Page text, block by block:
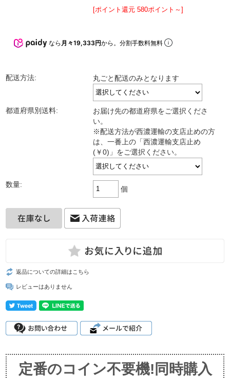
[ポイント還元 580ポイント～]
なら 月々19,333円から。分割手数料無料
配送方法: 丸ごと配送のみとなります
都道府県別送料:
お届け先の都道府県をご選択くださ
い。
※配送方法が西濃運輸の支店止めの方
は、一番上の「西濃運輸支店止め
(￥0)」をご選択ください。
数量:
個
返品についての詳細はこちら
レビューはありません
定番のコイン不要機!同時購入